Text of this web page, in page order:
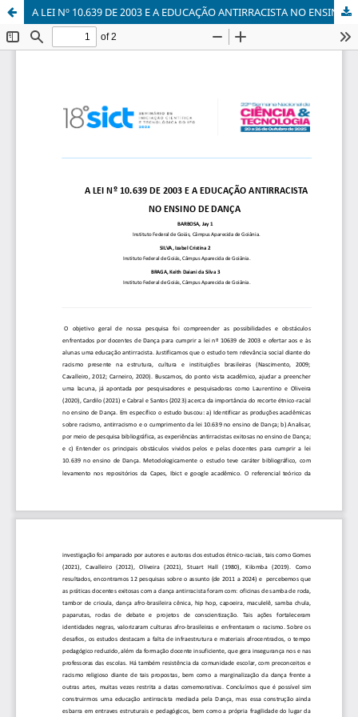
A LEI Nº 10.639 DE 2003 E A EDUCAÇÃO ANTIRRACISTA NO ENSINO DE DANÇA